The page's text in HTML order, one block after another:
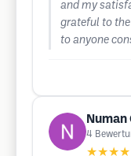
and my
grateful to
to anyone
Numan
4